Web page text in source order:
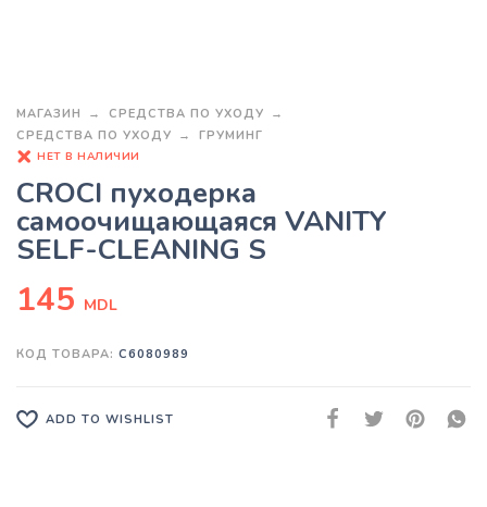
МАГАЗИН
СРЕДСТВА ПО УХОДУ
СРЕДСТВА ПО УХОДУ
ГРУМИНГ
НЕТ В НАЛИЧИИ
CROCI пуходерка
самоочищающаяся VANITY
SELF-CLEANING S
145 MDL
КОД ТОВАРА: C6080989
ADD TO WISHLIST